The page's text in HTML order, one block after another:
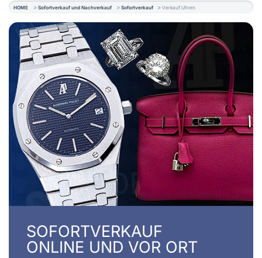
HOME Sofortverkauf und Nachverkauf Sofortverkauf Verkauf Uhren
SOFORTVERKAUF
ONLINE UND VOR ORT